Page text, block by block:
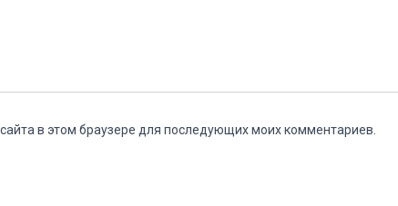
в этом браузере для последующих моих комментариев.